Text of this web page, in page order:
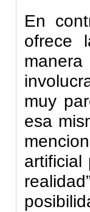
En
ofrece
muy
esa
artificial